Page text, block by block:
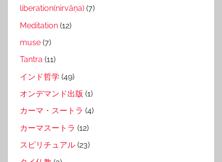
liberation(nirvāṇa) (7)
Meditation (12)
muse (7)
Tantra (11)
インド哲学 (49)
オンデマンド出版 (1)
カーマ・スートラ (4)
カーマスートラ (12)
スピリチュアル (23)